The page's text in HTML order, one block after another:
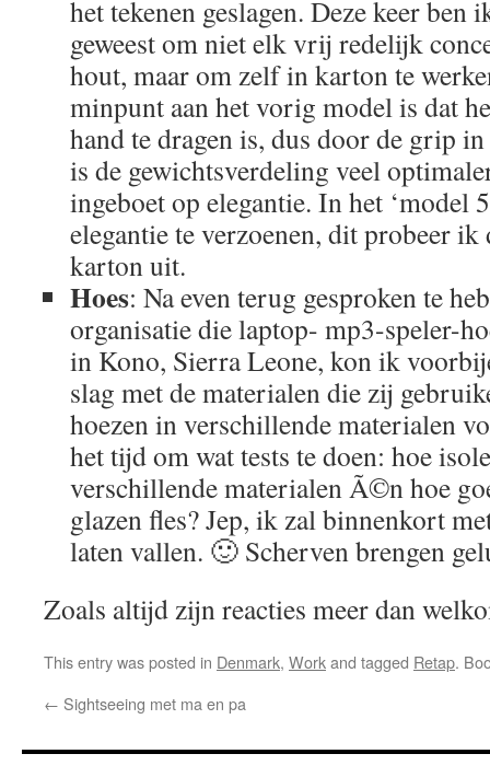
het tekenen geslagen. Deze keer ben
geweest om niet elk vrij redelijk
hout, maar om zelf in karton te
minpunt aan het vorig model is dat
hand te dragen is, dus door de grip
is de gewichtsverdeling veel
ingeboet op elegantie. In het ‘model
elegantie te verzoenen, dit probeer ik
karton uit.
Hoes: Na even terug gesproken te
organisatie die laptop- mp3-speler-
in Kono, Sierra Leone, kon ik
slag met de materialen die zij
hoezen in verschillende materialen
het tijd om wat tests te doen: hoe
verschillende materialen Ã©n hoe
glazen fles? Jep, ik zal binnenkort
laten vallen. 🙂 Scherven brengen
Zoals altijd zijn reacties meer dan
This entry was posted in Denmark, Workand tagged Retap.
← Sightseeing met ma en pa